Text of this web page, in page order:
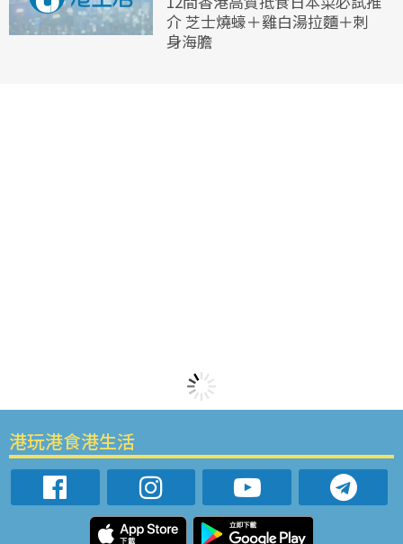
介 芝士燒蠔＋雞白湯拉麵＋刺
身海膽
港玩港食港生活